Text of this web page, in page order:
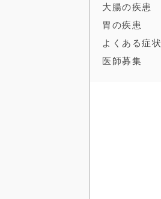
大腸の疾患
胃の疾患
よくある症状
医師募集